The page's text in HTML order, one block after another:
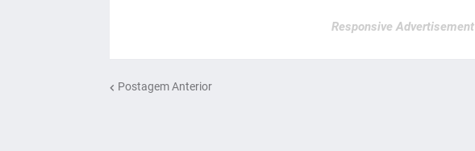
Responsive Advertisement
Postagem Anterior